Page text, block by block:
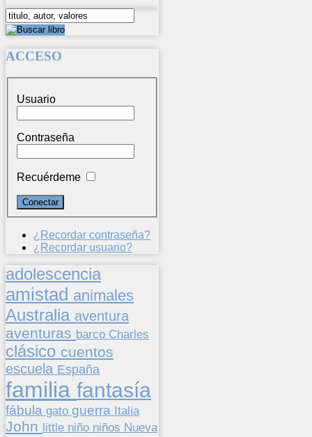
ACCESO
Usuario
Contraseña
Recuérdeme
¿Recordar contraseña?
¿Recordar usuario?
adolescencia
amistad animales
Australia aventura
aventuras barco Charles
clásico cuentos
escuela España
familia fantasía
fábula gato guerra Italia
John little niño niños Nueva